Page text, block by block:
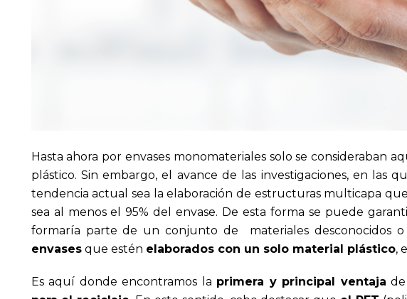
Hasta ahora por envases monomateriales solo se consideraban
plástico. Sin embargo, el avance de las investigaciones, en las
tendencia actual sea la elaboración de estructuras multicapa
sea al menos el 95% del envase. De esta forma se puede
formaría parte de un conjunto de materiales desconocidos
envasesque estén elaborados con un solo material plástico,
Es aquí donde encontramos la primera y principal ventaja